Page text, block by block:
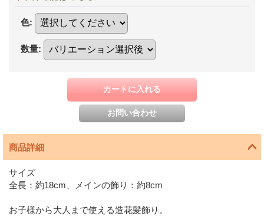
色:
数量:
商品詳細
サイズ
全長：約18cm、メインの飾り：約8cm
お子様から大人まで使える造花髪飾り。